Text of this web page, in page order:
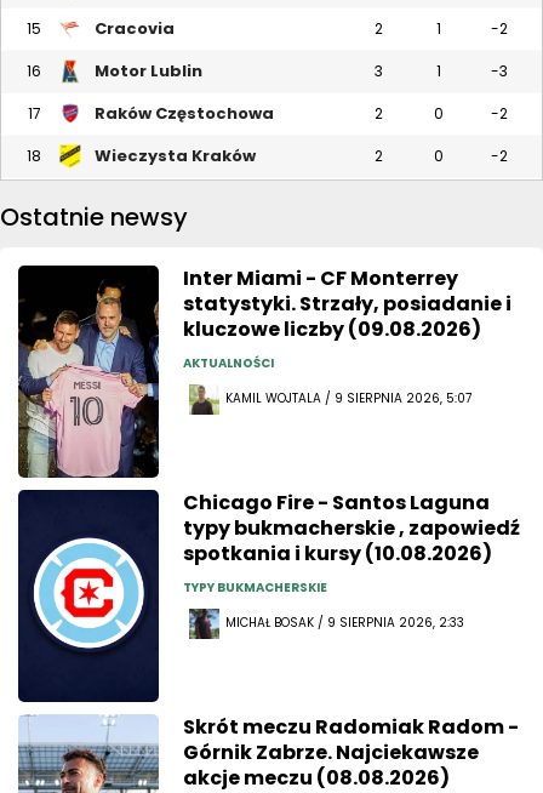
15 Cracovia 2 1 -2
16 Motor Lublin 3 1 -3
17 Raków Częstochowa 2 0 -2
18 Wieczysta Kraków 2 0 -2
Ostatnie newsy
Inter Miami - CF Monterrey
statystyki. Strzały, posiadanie i
kluczowe liczby (09.08.2026)
AKTUALNOŚCI
KAMIL WOJTALA / 9 SIERPNIA 2026, 5:07
Chicago Fire - Santos Laguna
typy bukmacherskie , zapowiedź
spotkania i kursy (10.08.2026)
TYPY BUKMACHERSKIE
MICHAŁ BOSAK / 9 SIERPNIA 2026, 2:33
Skrót meczu Radomiak Radom -
Górnik Zabrze. Najciekawsze
akcje meczu (08.08.2026)